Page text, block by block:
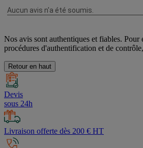
Nos avis sont authentiques et fiables. Pour
procédures d'authentification et de contrôle,
Retour en haut
Devis
sous 24h
Livraison offerte dès 200 € HT